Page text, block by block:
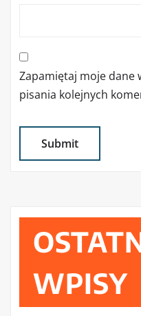
Zapamiętaj moje dane
pisania kolejnych
WPISY